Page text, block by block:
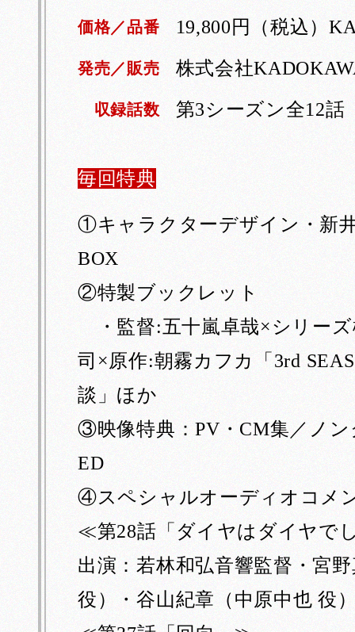
価格／品番 19,800円（税込）
発売／販売 株式会社
収録話数 第3シーズン全12話
毎回特典
①キャラクターデザイン・新
BOX
②特製ブックレット
・監督:五十嵐卓哉×シリー
司×原作:朝霧カフカ「3rd
談」ほか
③映像特典：PV・CM集／ノン
ED
④スペシャルオーディオコメ
≪第28話「ダイヤはダイヤで
出演：若林和弘音響監督・宮
役）・谷山紀章（中原中也 役